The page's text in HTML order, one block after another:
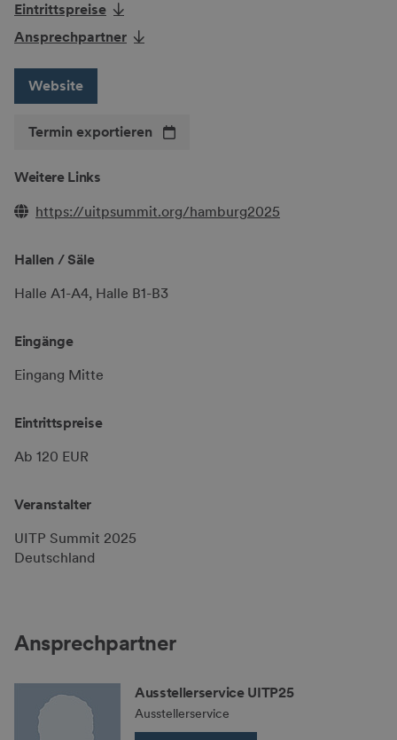
Eintrittspreise
Ansprechpartner
Website
Termin exportieren
Weitere Links
https://uitpsummit.org/hamburg2025
Hallen / Säle
Halle A1-A4, Halle B1-B3
Eingänge
Eingang Mitte
Eintrittspreise
Ab 120 EUR
Veranstalter
UITP Summit 2025
Deutschland
Ansprechpartner
Ausstellerservice UITP25
Ausstellerservice